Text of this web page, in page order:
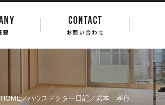
HOME／ハウスドクター日記／岩本 孝行